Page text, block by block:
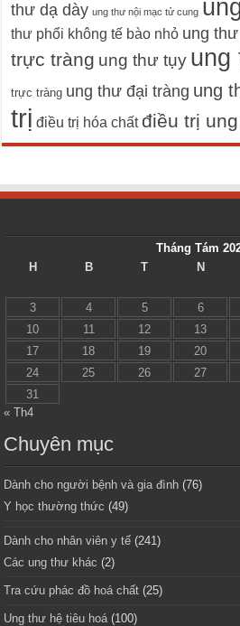
thư dạ dày ung thư nội mạc tử cung
thư phổi không tế bào nhỏ ung
trực tràng ung thư tụy ung
trực tràng ung thư đại tràng ung
trị điều trị hóa chất điều trị
Tháng Tám
H
B T N
3
4 5 6
10
11 12 13
17
18 19 20
24
25 26 27
31
« Th4
Chuyên mục
Dành cho người bệnh và gia đình (76)
Y học thường thức (49)
Dành cho nhân viên y tế (241)
Các ung thư khác (2)
Tra cứu phác đồ hoá chất (25)
Ung thư hệ tiêu hoá (100)